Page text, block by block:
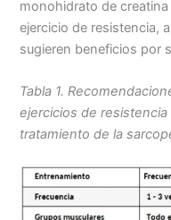
monohidrato de
ejercicio de resistencia,
sugieren beneficios por
Tabla 1.
ejercicios de
tratamiento de la